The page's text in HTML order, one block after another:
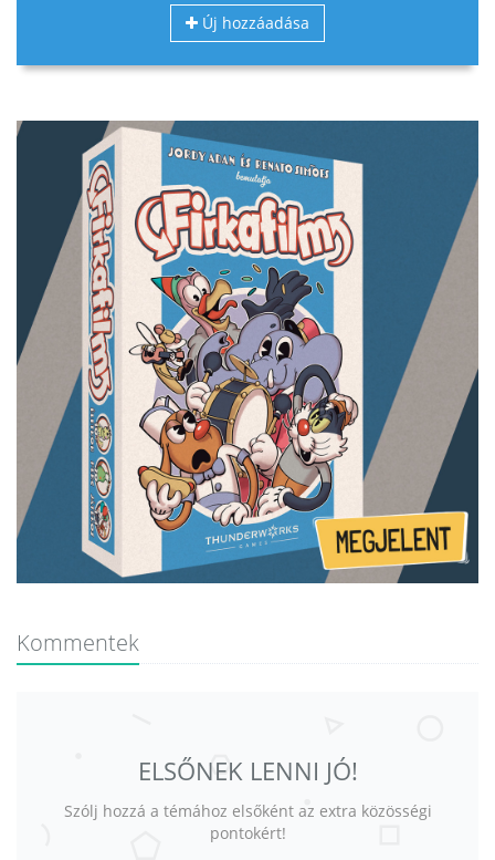
Új hozzáadása
Kommentek
ELSŐNEK LENNI JÓ!
Szólj hozzá a témához elsőként az extra közösségi
pontokért!